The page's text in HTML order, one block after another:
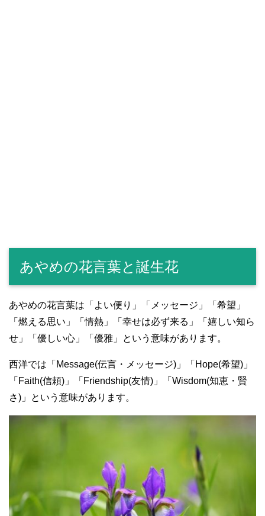
あやめの花言葉と誕生花
あやめの花言葉は「よい便り」「メッセージ」「希望」
「燃える思い」「情熱」「幸せは必ず来る」「嬉しい知ら
せ」「優しい心」「優雅」という意味があります。
西洋では「Message(伝言・メッセージ)」「Hope(希望)」
「Faith(信頼)」「Friendship(友情)」「Wisdom(知恵・賢
さ)」という意味があります。